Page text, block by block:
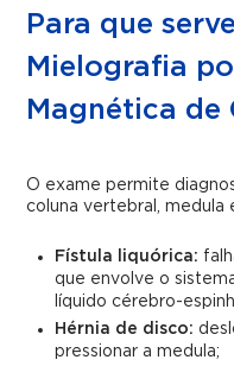
Para que
Mielografia
Magnética de
O exame permite
coluna vertebral, medula
Fístula liquórica:
que envolve o
líquido cérebro-
Hérnia de disco:
pressionar a medula;